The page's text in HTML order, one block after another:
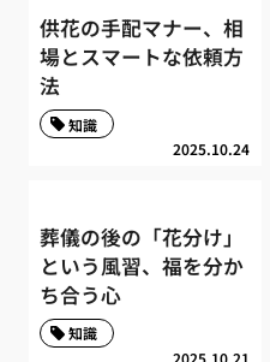
供花の手配マナー、相
場とスマートな依頼方
法
2025.10.24
知識
葬儀の後の「花分け」
という風習、福を分か
ち合う心
2025.10.21
知識